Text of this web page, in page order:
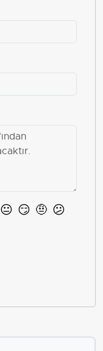
😐 😏 🤨 😕